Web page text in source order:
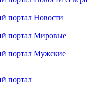
портал Новости
портал Мировые
портал Мужские
портал